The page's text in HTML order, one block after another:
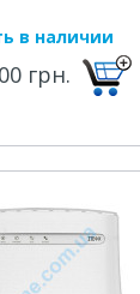
в наличии
грн.